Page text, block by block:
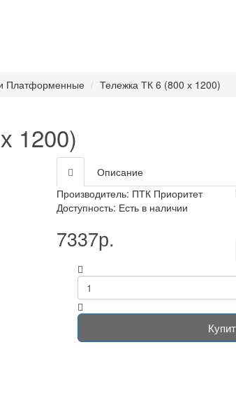
Платформенные Тележка ТК 6 (800 х 1200)
1200)
Описание
Производитель: ПТК Приоритет
Доступность: Есть в наличии
7337р.